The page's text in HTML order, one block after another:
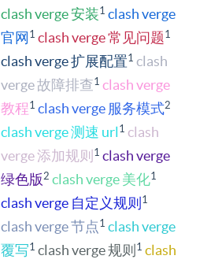
clash verge 安装1 clash verge
官网 1 clash verge 常见问题1
clash verge 扩展配置1 clash
verge 故障排查1 clash verge
教程1 clash verge 服务模式2
clash verge 测速 url 1 clash
verge 添加规则 1 clash verge
绿色版 2 clash verge 美化1
clash verge 自定义规则 1
clash verge 节点 1 clash verge
覆写1 clash verge 规则 1 clash